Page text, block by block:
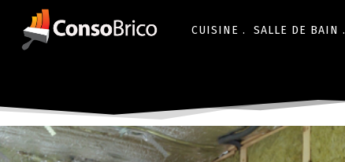
CUISINE . SALLE DE BAIN .